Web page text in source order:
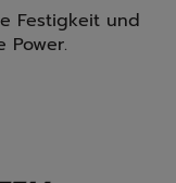
Festigkeit und
Power.